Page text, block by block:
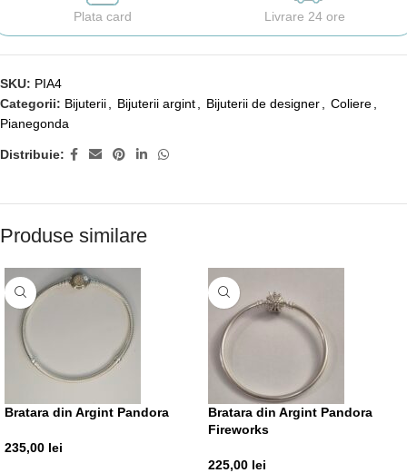
Plata card Livrare 24 ore
SKU: PIA4
Categorii: Bijuterii Bijuterii argint Bijuterii de designer Coliere
Pianegonda
Distribuie:
Produse similare
Bratara din Argint Pandora
235,00 lei
Bratara din Argint Pandora
Fireworks
225,00 lei